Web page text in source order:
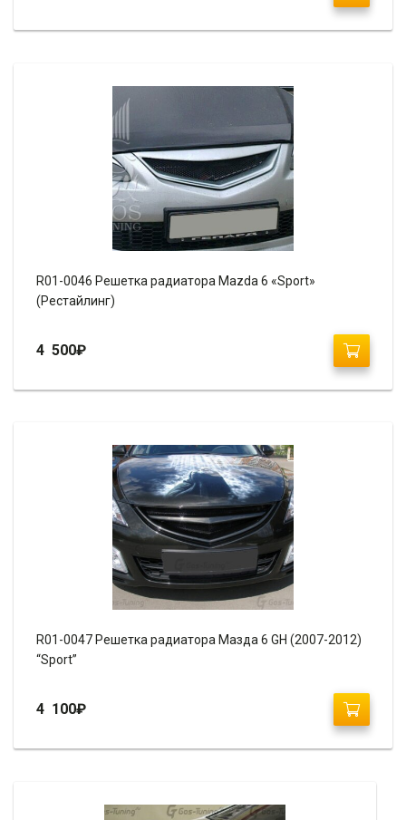
R01-0046 Решетка радиатора Mazda 6 «Sport»
(Рестайлинг)
4 500₽
R01-0047 Решетка радиатора Мазда 6 GH (2007-2012)
“Sport”
4 100₽